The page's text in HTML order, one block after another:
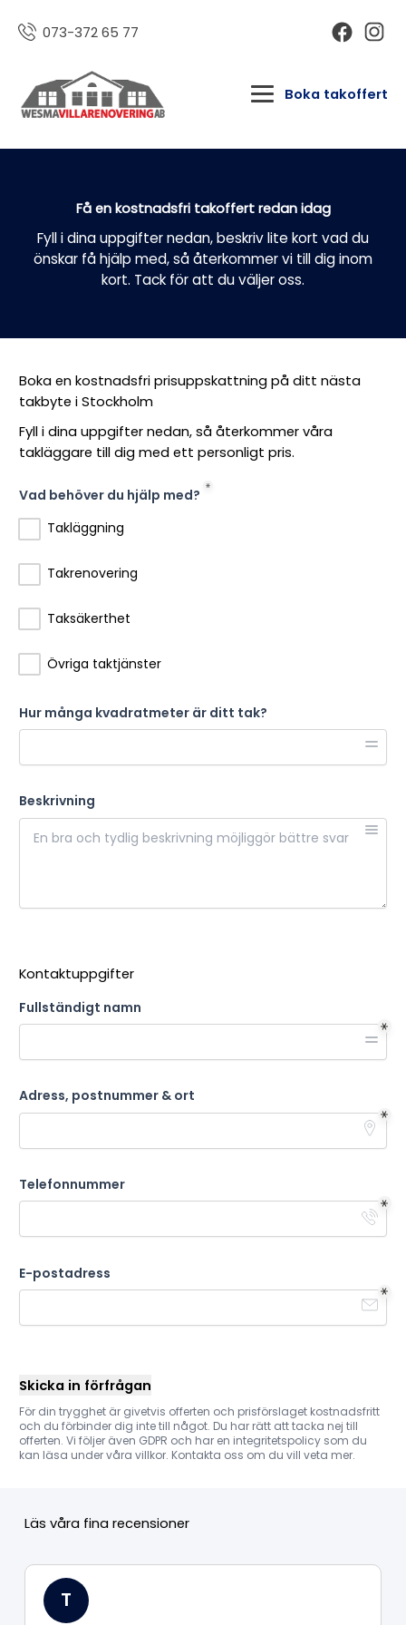
073-372 65 77
Boka takoffert
Få en kostnadsfri takoffert redan idag
Fyll i dina uppgifter nedan, beskriv lite kort vad du
önskar få hjälp med, så återkommer vi till dig inom
kort. Tack för att du väljer oss.
Boka en kostnadsfri prisuppskattning på ditt nästa
takbyte i Stockholm
Fyll i dina uppgifter nedan, så återkommer våra
takläggare till dig med ett personligt pris.
Vad behöver du hjälp med?
Takläggning
Takrenovering
Taksäkerthet
Övriga taktjänster
Hur många kvadratmeter är ditt tak?
Beskrivning
Kontaktuppgifter
Fullständigt namn
Adress, postnummer & ort
Telefonnummer
E-postadress
Skicka in förfrågan
För din trygghet är givetvis offerten och prisförslaget kostnadsfritt
och du förbinder dig inte till något. Du har rätt att tacka nej till
offerten. Vi följer även GDPR och har en integritetspolicy som du
kan läsa under våra villkor. Kontakta oss om du vill veta mer.
Läs våra fina recensioner
T